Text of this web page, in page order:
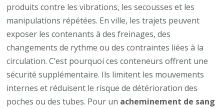
produits contre les vibrations, les secousses et les
manipulations répétées. En ville, les trajets peuvent
exposer les contenants à des freinages, des
changements de rythme ou des contraintes liées à la
circulation. C’est pourquoi ces conteneurs offrent une
sécurité supplémentaire. Ils limitent les mouvements
internes et réduisent le risque de détérioration des
poches ou des tubes. Pour un acheminement de sang